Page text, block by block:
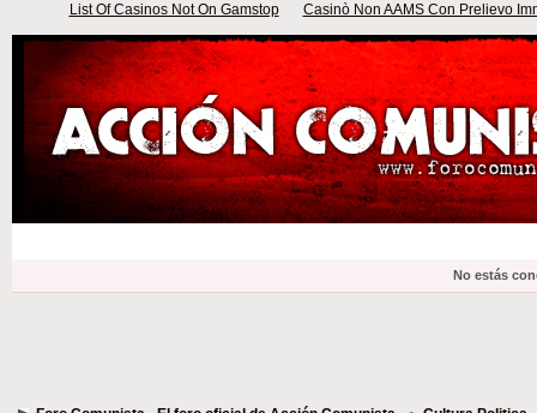
List Of Casinos Not On Gamstop Casinò Non AAMS Con Prelievo
No estás